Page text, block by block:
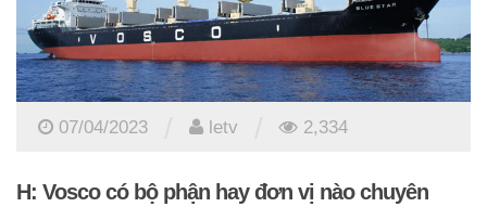
07/04/2023 letv 2,334
H: Vosco có bộ phận hay đơn vị nào chuyên